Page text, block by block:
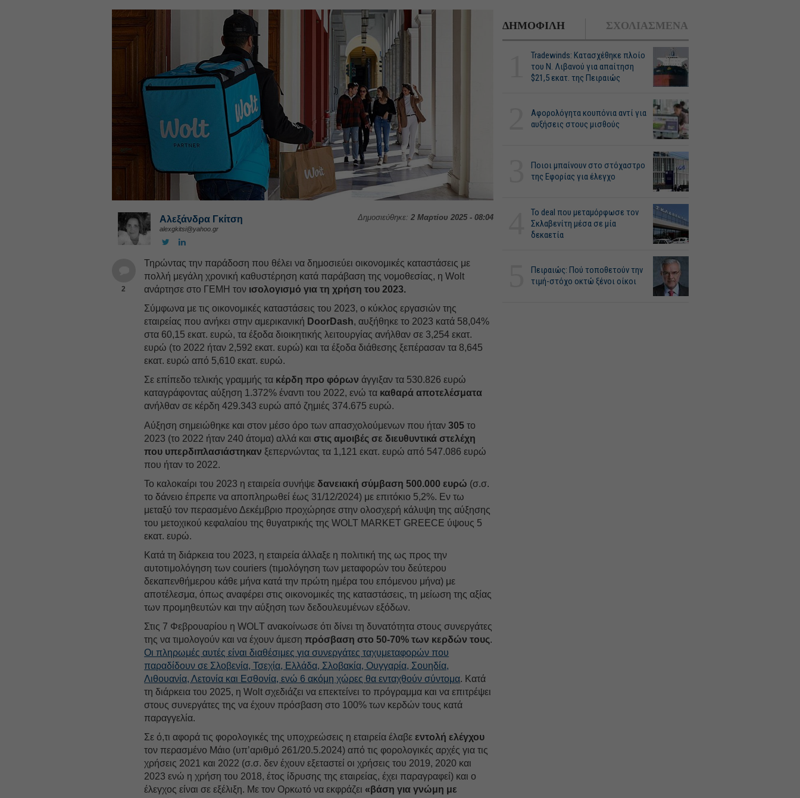
Δημοσιεύθηκε: 2 Μαρτίου 2025 - 08:04
Αλεξάνδρα Γκίτση
alexgkitsi@yahoo.gr
2
Τηρώντας την παράδοση που θέλει να δημοσιεύει οικονομικές καταστάσεις με
πολλή μεγάλη χρονική καθυστέρηση κατά παράβαση της νομοθεσίας, η Wolt
ανάρτησε στο ΓΕΜΗ τον ισολογισμό για τη χρήση του 2023.
Σύμφωνα με τις οικονομικές καταστάσεις του 2023, ο κύκλος εργασιών της
εταιρείας που ανήκει στην αμερικανική DoorDash, αυξήθηκε το 2023 κατά 58,04%
στα 60,15 εκατ. ευρώ, τα έξοδα διοικητικής λειτουργίας ανήλθαν σε 3,254 εκατ.
ευρώ (το 2022 ήταν 2,592 εκατ. ευρώ) και τα έξοδα διάθεσης ξεπέρασαν τα 8,645
εκατ. ευρώ από 5,610 εκατ. ευρώ.
Σε επίπεδο τελικής γραμμής τα κέρδη προ φόρωνάγγιξαν τα 530.826 ευρώ
καταγράφοντας αύξηση 1.372% έναντι του 2022, ενώ τα καθαρά αποτελέσματα
ανήλθαν σε κέρδη 429.343 ευρώ από ζημιές 374.675 ευρώ.
Αύξηση σημειώθηκε και στον μέσο όρο των απασχολούμενων που ήταν305 το
2023 (το 2022 ήταν 240 άτομα) αλλά καιστις αμοιβές σε διευθυντικά στελέχη
που υπερδιπλασιάστηκαν ξεπερνώντας τα 1,121 εκατ. ευρώ από 547.086 ευρώ
που ήταν το 2022.
Το καλοκαίρι του 2023 η εταιρεία συνήψεδανειακή σύμβαση 500.000 ευρώ (σ.σ.
το δάνειο έπρεπε να αποπληρωθεί έως 31/12/2024) με επιτόκιο 5,2%. Εν τω
μεταξύ τον περασμένο Δεκέμβριο προχώρησε στην ολοσχερή κάλυψη της αύξησης
του μετοχικού κεφαλαίου της θυγατρικής της WOLT MARKET GREECE ύψους 5
εκατ. ευρώ.
Κατά τη διάρκεια του 2023, η εταιρεία άλλαξε η πολιτική της ως προς την
αυτοτιμολόγηση των couriers (τιμολόγηση των μεταφορών του δεύτερου
δεκαπενθήμερου κάθε μήνα κατά την πρώτη ημέρα του επόμενου μήνα) με
αποτέλεσμα, όπως αναφέρει στις οικονομικές της καταστάσεις, τη μείωση της αξίας
των προμηθευτών και την αύξηση των δεδουλευμένων εξόδων.
Στις 7 Φεβρουαρίου η WOLΤ ανακοίνωσε ότι δίνει τη δυνατότητα στους συνεργάτες
της να τιμολογούν και να έχουν άμεσηπρόσβαση στο 50-70% των κερδών τους.
Οι πληρωμές αυτές είναι διαθέσιμες για συνεργάτες ταχυμεταφορών που
παραδίδουν σε Σλοβενία, Τσεχία, Ελλάδα, Σλοβακία, Ουγγαρία, Σουηδία,
Λιθουανία, Λετονία και Εσθονία, ενώ 6 ακόμη χώρες θα ενταχθούν σύντομα. Κατά
τη διάρκεια του 2025, η Wolt σχεδιάζει να επεκτείνει το πρόγραμμα και να επιτρέψει
στους συνεργάτες της να έχουν πρόσβαση στο 100% των κερδών τους κατά
παραγγελία.
Σε ό,τι αφορά τις φορολογικές της υποχρεώσεις η εταιρεία έλαβε εντολή ελέγχου
τον περασμένο Μάιο (υπ’αριθμό 261/20.5.2024) από τις φορολογικές αρχές για τις
χρήσεις 2021 και 2022 (σ.σ. δεν έχουν εξεταστεί οι χρήσεις του 2019, 2020 και
2023 ενώ η χρήση του 2018, έτος ίδρυσης της εταιρείας, έχει παραγραφεί) και ο
έλεγχος είναι σε εξέλιξη. Με τον Ορκωτό να εκφράζει «βάση για γνώμη με
ΔΗΜΟΦΙΛΗ ΣΧΟΛΙΑΣΜΕΝΑ
Tradewinds: Κατασχέθηκε πλοίο
του Ν. Λιβανού για απαίτηση
$21,5 εκατ. της Πειραιώς
Αφορολόγητα κουπόνια αντί για
αυξήσεις στους μισθούς
Ποιοι μπαίνουν στο στόχαστρο
της Εφορίας για έλεγχο
Το deal που μεταμόρφωσε τον
Σκλαβενίτη μέσα σε μία
δεκαετία
Πειραιώς: Πού τοποθετούν την
τιμή-στόχο οκτώ ξένοι οίκοι